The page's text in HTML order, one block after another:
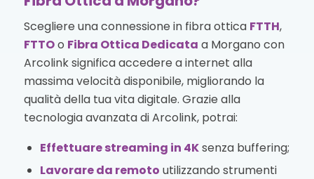
Scegliere una connessione in fibra ottica FTTH,
FTTOo Fibra Ottica Dedicata a Morgano con
Arcolink significa accedere a internet alla
massima velocità disponibile, migliorando la
qualità della tua vita digitale. Grazie alla
tecnologia avanzata di Arcolink, potrai:
Effettuare streaming in 4Ksenza buffering;
Lavorare da remoto utilizzando strumenti